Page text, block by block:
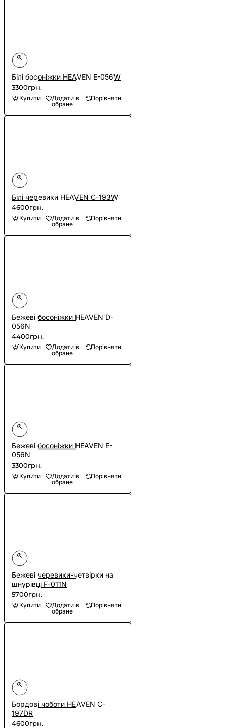
Білі босоніжки HEAVEN E-056W
3300грн.
Купити
Додати в
обране
Порівняти
Білі черевики HEAVEN C-193W
4600грн.
Купити
Додати в
обране
Порівняти
Бежеві босоніжки HEAVEN D-
056N
4400грн.
Купити
Додати в
обране
Порівняти
Бежеві босоніжки HEAVEN E-
056N
3300грн.
Купити
Додати в
обране
Порівняти
Бежеві черевики-четвірки на
шнурівці F-011N
5700грн.
Купити
Додати в
обране
Порівняти
Бордові чоботи HEAVEN C-
197DR
4600грн.